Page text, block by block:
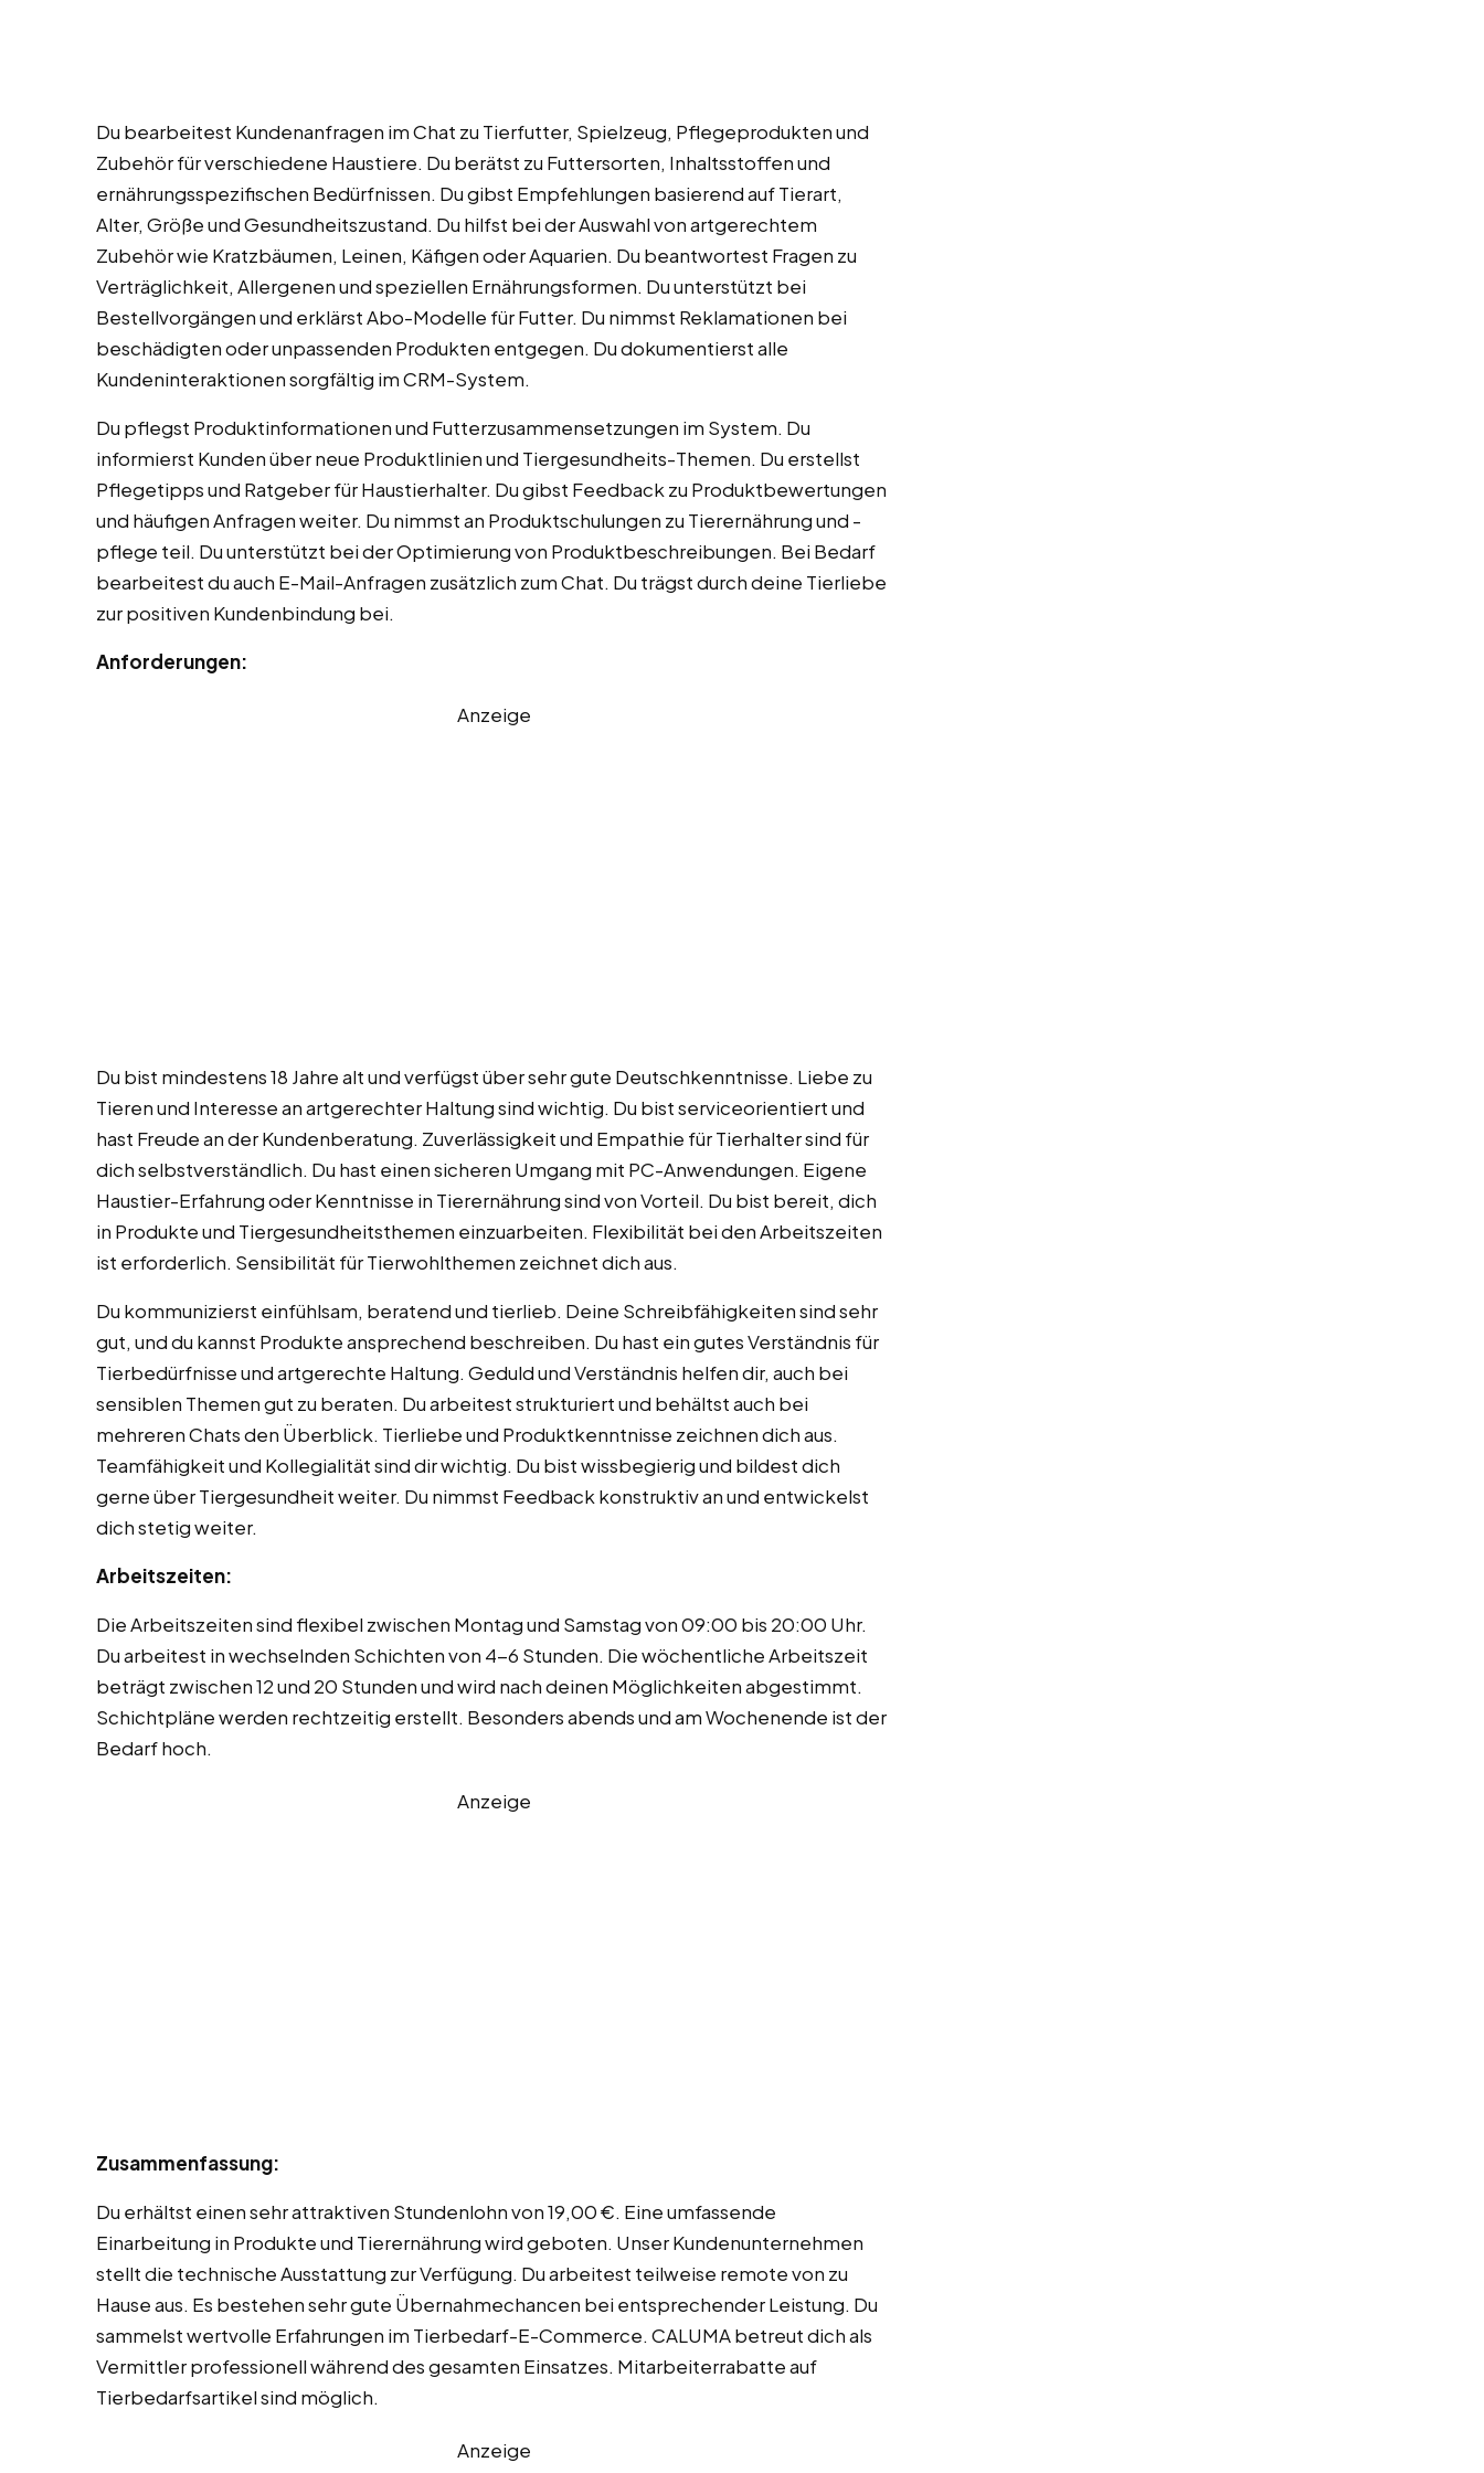
Du bearbeitest Kundenanfragen im Chat zu Tierfutter, Spielzeug, Pflegeprodukten und
Zubehör für verschiedene Haustiere. Du berätst zu Futtersorten, Inhaltsstoffen und
ernährungsspezifischen Bedürfnissen. Du gibst Empfehlungen basierend auf Tierart,
Alter, Größe und Gesundheitszustand. Du hilfst bei der Auswahl von artgerechtem
Zubehör wie Kratzbäumen, Leinen, Käfigen oder Aquarien. Du beantwortest Fragen zu
Verträglichkeit, Allergenen und speziellen Ernährungsformen. Du unterstützt bei
Bestellvorgängen und erklärst Abo-Modelle für Futter. Du nimmst Reklamationen bei
beschädigten oder unpassenden Produkten entgegen. Du dokumentierst alle
Kundeninteraktionen sorgfältig im CRM-System.
Du pflegst Produktinformationen und Futterzusammensetzungen im System. Du
informierst Kunden über neue Produktlinien und Tiergesundheits-Themen. Du erstellst
Pflegetipps und Ratgeber für Haustierhalter. Du gibst Feedback zu Produktbewertungen
und häufigen Anfragen weiter. Du nimmst an Produktschulungen zu Tierernährung und -
pflege teil. Du unterstützt bei der Optimierung von Produktbeschreibungen. Bei Bedarf
bearbeitest du auch E-Mail-Anfragen zusätzlich zum Chat. Du trägst durch deine Tierliebe
zur positiven Kundenbindung bei.
Anforderungen:
Anzeige
Du bist mindestens 18 Jahre alt und verfügst über sehr gute Deutschkenntnisse. Liebe zu
Tieren und Interesse an artgerechter Haltung sind wichtig. Du bist serviceorientiert und
hast Freude an der Kundenberatung. Zuverlässigkeit und Empathie für Tierhalter sind für
dich selbstverständlich. Du hast einen sicheren Umgang mit PC-Anwendungen. Eigene
Haustier-Erfahrung oder Kenntnisse in Tierernährung sind von Vorteil. Du bist bereit, dich
in Produkte und Tiergesundheitsthemen einzuarbeiten. Flexibilität bei den Arbeitszeiten
ist erforderlich. Sensibilität für Tierwohlthemen zeichnet dich aus.
Du kommunizierst einfühlsam, beratend und tierlieb. Deine Schreibfähigkeiten sind sehr
gut, und du kannst Produkte ansprechend beschreiben. Du hast ein gutes Verständnis für
Tierbedürfnisse und artgerechte Haltung. Geduld und Verständnis helfen dir, auch bei
sensiblen Themen gut zu beraten. Du arbeitest strukturiert und behältst auch bei
mehreren Chats den Überblick. Tierliebe und Produktkenntnisse zeichnen dich aus.
Teamfähigkeit und Kollegialität sind dir wichtig. Du bist wissbegierig und bildest dich
gerne über Tiergesundheit weiter. Du nimmst Feedback konstruktiv an und entwickelst
dich stetig weiter.
Arbeitszeiten:
Die Arbeitszeiten sind flexibel zwischen Montag und Samstag von 09:00 bis 20:00 Uhr.
Du arbeitest in wechselnden Schichten von 4-6 Stunden. Die wöchentliche Arbeitszeit
beträgt zwischen 12 und 20 Stunden und wird nach deinen Möglichkeiten abgestimmt.
Schichtpläne werden rechtzeitig erstellt. Besonders abends und am Wochenende ist der
Bedarf hoch.
Anzeige
Zusammenfassung:
Du erhältst einen sehr attraktiven Stundenlohn von 19,00 €. Eine umfassende
Einarbeitung in Produkte und Tierernährung wird geboten. Unser Kundenunternehmen
stellt die technische Ausstattung zur Verfügung. Du arbeitest teilweise remote von zu
Hause aus. Es bestehen sehr gute Übernahmechancen bei entsprechender Leistung. Du
sammelst wertvolle Erfahrungen im Tierbedarf-E-Commerce. CALUMA betreut dich als
Vermittler professionell während des gesamten Einsatzes. Mitarbeiterrabatte auf
Tierbedarfsartikel sind möglich.
Anzeige